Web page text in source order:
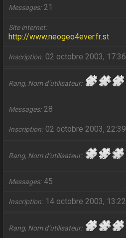
Messages 21
Site internet
http://www.neogeo4ever.fr.st
Inscription 02 octobre 2003, 17:36
Rang, Nom d’utilisateur
Messages 28
Inscription 02 octobre 2003, 22:39
Rang, Nom d’utilisateur
Messages 45
Inscription 14 octobre 2003, 13:22
Rang, Nom d’utilisateur